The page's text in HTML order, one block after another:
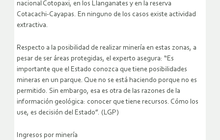
nacional Cotopaxi, en los Llanganates y en la reserva
Cotacachi-Cayapas. En ninguno de los casos existe actividad
extractiva.
Respecto a la posibilidad de realizar minería en estas zonas, a
pesar de ser áreas protegidas, el experto asegura: “Es
importante que el Estado conozca que tiene posibilidades
mineras en un parque. Que no se está haciendo porque no es
permitido. Sin embargo, esa es otra de las razones de la
información geológica: conocer que tiene recursos. Cómo los
use, es decisión del Estado”. (LGP)
Ingresos por minería